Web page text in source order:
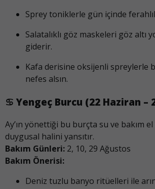
Sprey toniklerle gün içinde
Salatalıklı göz maskeleri göz altı
giderir.
Kafa derisine oksijenli spreylerle
nefes alsın.
♋ Yengeç Burcu (22 Haziran –
Ay’ın yönettiği bu burçta su ve bakım
duygusal halini yansıtır.
Bakım Günleri: 2, 10, 29 Ağustos
Bakım Önerisi:
Deniz tuzlu banyo ritüelleri ile